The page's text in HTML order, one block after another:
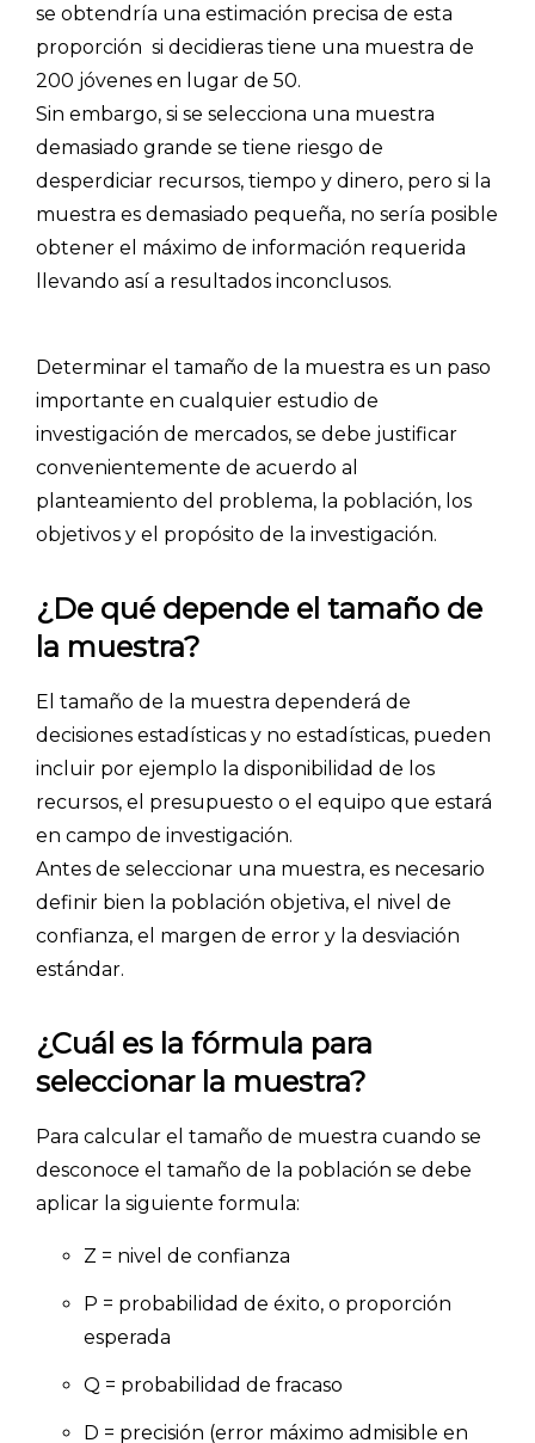
se obtendría una estimación precisa de esta
proporción si decidieras tiene una muestra de
200 jóvenes en lugar de 50.
Sin embargo, si se selecciona una muestra
demasiado grande se tiene riesgo de
desperdiciar recursos, tiempo y dinero, pero si la
muestra es demasiado pequeña, no sería posible
obtener el máximo de información requerida
llevando así a resultados inconclusos.
Determinar el tamaño de la muestra es un paso
importante en cualquier estudio de
investigación de mercados, se debe justificar
convenientemente de acuerdo al
planteamiento del problema, la población, los
objetivos y el propósito de la investigación.
¿De qué depende el tamaño de
la muestra?
El tamaño de la muestra dependerá de
decisiones estadísticas y no estadísticas, pueden
incluir por ejemplo la disponibilidad de los
recursos, el presupuesto o el equipo que estará
en campo de investigación.
Antes de seleccionar una muestra, es necesario
definir bien la población objetiva, el nivel de
confianza, el margen de error y la desviación
estándar.
¿Cuál es la fórmula para
seleccionar la muestra?
Para calcular el tamaño de muestra cuando se
desconoce el tamaño de la población se debe
aplicar la siguiente formula:
Z = nivel de confianza
P = probabilidad de éxito, o proporción
esperada
Q = probabilidad de fracaso
D = precisión (error máximo admisible en